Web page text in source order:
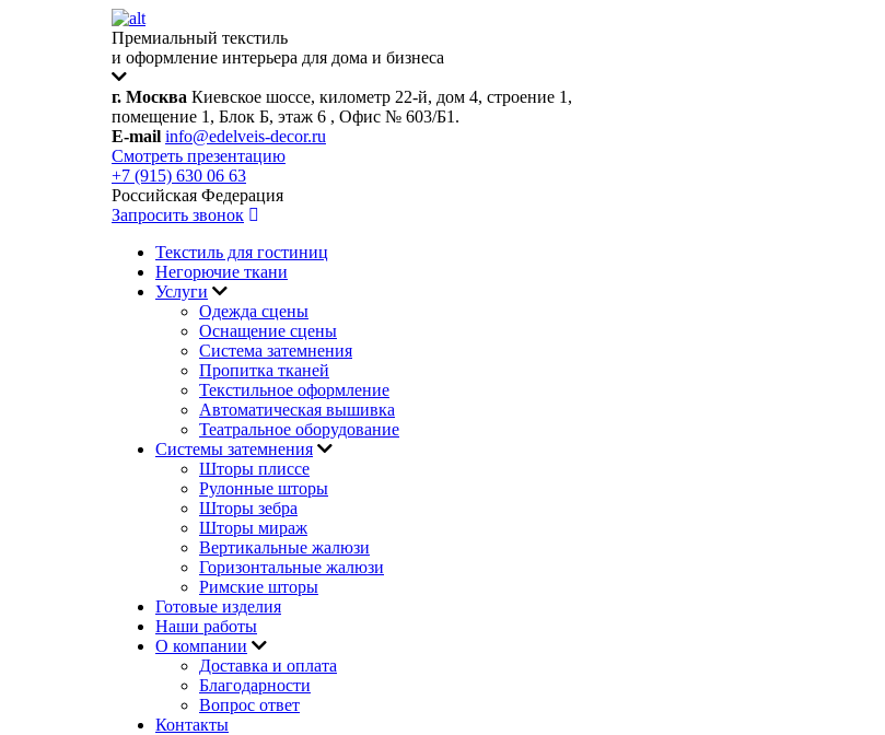
Премиальный текстиль
и оформление интерьера для дома и бизнеса
г. Москва Киевское шоссе, километр 22-й, дом 4, строение 1,
помещение 1, Блок Б, этаж 6 , Офис № 603/Б1.
E-mail info@edelveis-decor.ru
Смотреть презентацию
+7 (915) 630 06 63
Российская Федерация
Запросить звонок
Текстиль для гостиниц
Негорючие ткани
Услуги
Одежда сцены
Оснащение сцены
Система затемнения
Пропитка тканей
Текстильное оформление
Автоматическая вышивка
Театральное оборудование
Системы затемнения
Шторы плиссе
Рулонные шторы
Шторы зебра
Шторы мираж
Вертикальные жалюзи
Горизонтальные жалюзи
Римские шторы
Готовые изделия
Наши работы
О компании
Доставка и оплата
Благодарности
Вопрос ответ
Контакты